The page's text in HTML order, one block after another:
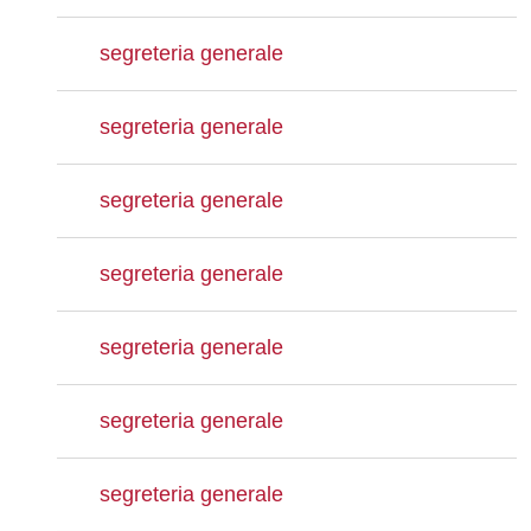
segreteria generale
segreteria generale
segreteria generale
segreteria generale
segreteria generale
segreteria generale
segreteria generale